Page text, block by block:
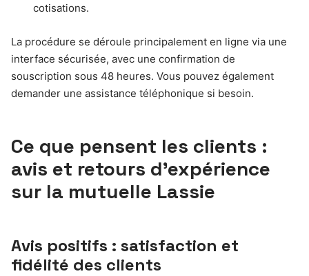
cotisations.
La procédure se déroule principalement en ligne via une
interface sécurisée, avec une confirmation de
souscription sous 48 heures. Vous pouvez également
demander une assistance téléphonique si besoin.
Ce que pensent les clients :
avis et retours d’expérience
sur la mutuelle Lassie
Avis positifs : satisfaction et
fidélité des clients